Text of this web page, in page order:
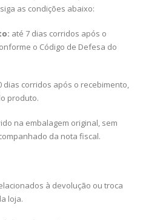
as condições abaixo:
até 7 dias corridos após o
o Código de Defesa do
dias corridos após o recebimento,
produto.
na embalagem original, sem
da nota fiscal.
à devolução ou troca
loja.